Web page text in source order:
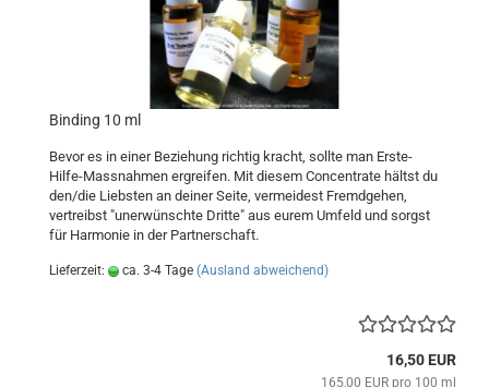
Binding 10 ml
Bevor es in einer Beziehung richtig kracht, sollte man Erste-
Hilfe-Massnahmen ergreifen. Mit diesem Concentrate hältst du
den/die Liebsten an deiner Seite, vermeidest Fremdgehen,
vertreibst "unerwünschte Dritte" aus eurem Umfeld und sorgst
für Harmonie in der Partnerschaft.
Lieferzeit: ca. 3-4 Tage (Ausland abweichend)
16,50 EUR
165,00 EUR pro 100 ml